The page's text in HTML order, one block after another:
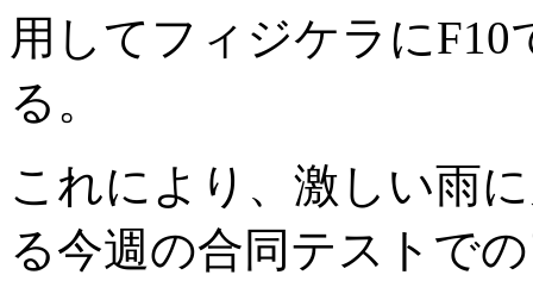
用してフィジケラに
る。
これにより、激しい雨
る今週の合同テストで